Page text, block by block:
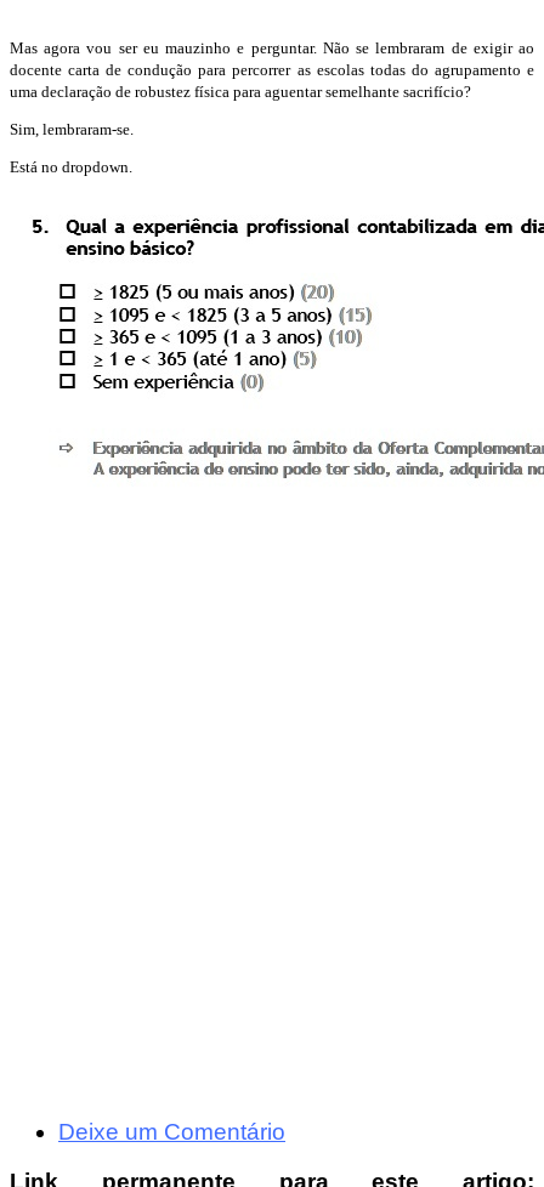
Mas agora vou ser eu mauzinho e perguntar. Não se lembraram de exigir ao
docente carta de condução para percorrer as escolas todas do agrupamento e
uma declaração de robustez física para aguentar semelhante sacrifício?
Sim, lembraram-se.
Está no dropdown.
Deixe um Comentário